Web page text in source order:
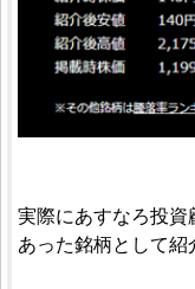
実際にあすなろ投
あった銘柄として紹